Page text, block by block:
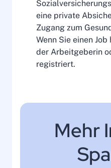
eine private
Zugang zum
Wenn Sie einen
der Arbeitgeberin
registriert.
Mehr